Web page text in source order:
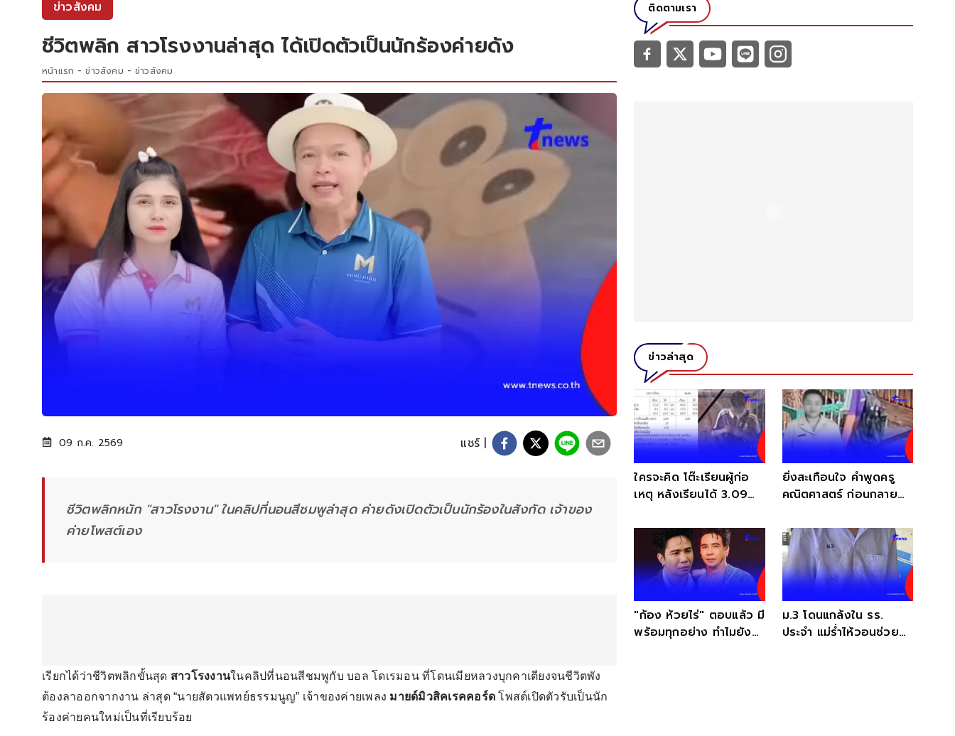
ข่าวสังคม
ชีวิตพลิก สาวโรงงานล่าสุด ได้เปิดตัวเป็นนักร้องค่ายดัง
หน้าแรก ข่าวสังคม ข่าวสังคม
09 ก.ค. 2569 แชร์ |
ชีวิตพลิกหนัก "สาวโรงงาน" ในคลิปที่นอนสีชมพูล่าสุด ค่ายดังเปิดตัวเป็นนักร้องในสังกัด เจ้าของ
ค่ายโพสต์เอง
เรียกได้ว่าชีวิตพลิกขั้นสุด สาวโรงงานในคลิปที่นอนสีชมพูกับ บอล โดเรมอน ที่โดนเมียหลวงบุกคาเตียงจนชีวิตพัง
ต้องลาออกจากงาน ล่าสุด “นายสัตวแพทย์ธรรมนูญ” เจ้าของค่ายเพลง มายด์มิวสิคเรคคอร์ด โพสต์เปิดตัวรับเป็นนัก
ร้องค่ายคนใหม่เป็นที่เรียบร้อย
ติดตามเรา
ข่าวล่าสุด
ใครจะคิด โต๊ะเรียนผู้ก่อ
เหตุ หลังเรียนได้ 3.09
ยิ่งสะเทือนใจ คำพูดครู
คณิตศาสตร์ ก่อนกลาย
"ก้อง ห้วยไร่" ตอบแล้ว มี
พร้อมทุกอย่าง ทำไมยัง
ม.3 โดนแกล้งใน รร.
ประจำ แม่ร่ำไห้วอนช่วย